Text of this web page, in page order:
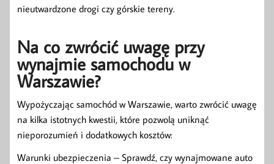
nieutwardzone drogi czy górskie tereny.
Na co zwrócić uwagę przy
wynajmie samochodu w
Warszawie?
Wypożyczając samochód w Warszawie, warto zwrócić uwagę
na kilka istotnych kwestii, które pozwolą uniknąć
nieporozumień i dodatkowych kosztów:
Warunki ubezpieczenia – Sprawdź, czy wynajmowane auto